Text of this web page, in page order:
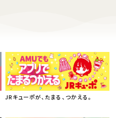
JRキューポが、たまる、つかえる。